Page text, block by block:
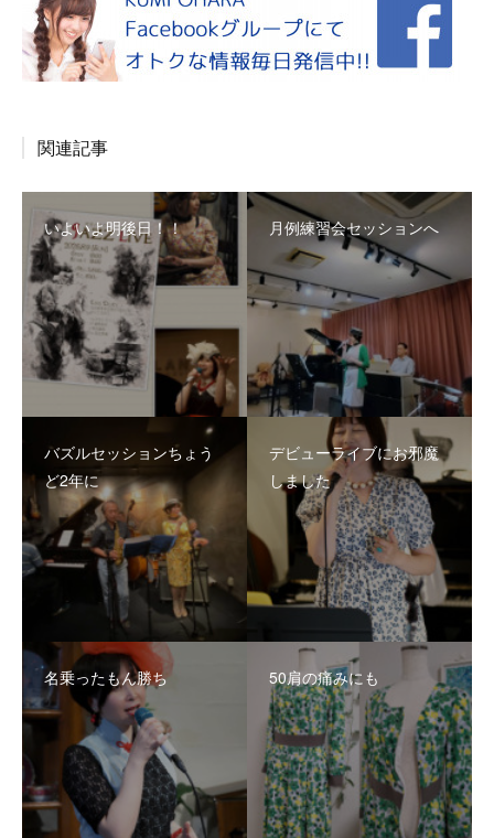
関連記事
いよいよ明後日！！ 月例練習会セッションへ
バズルセッションちょう
ど2年に
デビューライブにお邪魔
しました
名乗ったもん勝ち 50肩の痛みにも